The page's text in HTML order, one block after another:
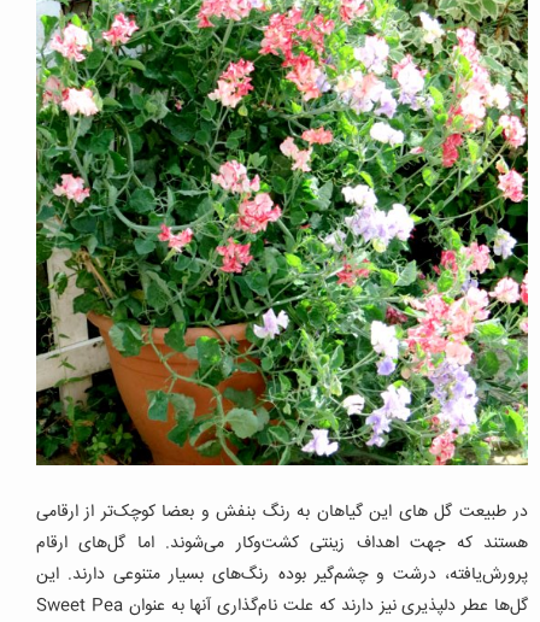
در طبیعت گل های این گیاهان به رنگ بنفش و بعضا کوچک‌تر از ارقامی
هستند که جهت اهداف زینتی کشت‌وکار می‌شوند. اما گل‌های ارقام
پرورش‌یافته، درشت و چشم‌گیر بوده رنگ‌های بسیار متنوعی دارند. این
گل‌ها عطر دلپذیری نیز دارند که علت نام‌گذاری آنها به عنوان Sweet Pea